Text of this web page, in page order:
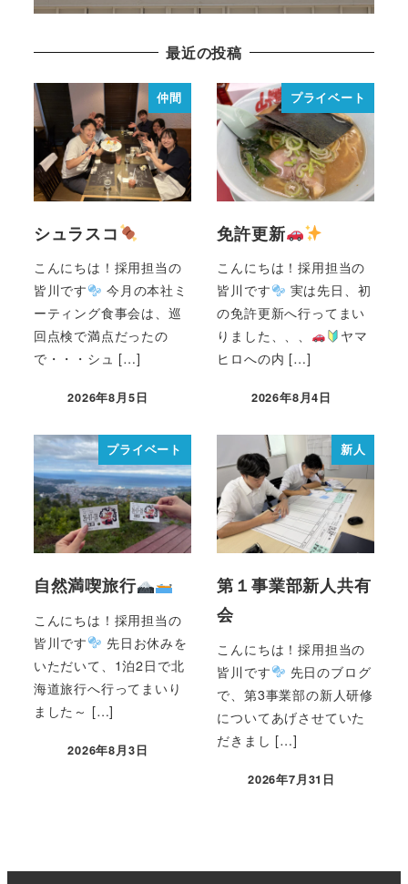
最近の投稿
仲間
シュラスコ
こんにちは！採用担当の
皆川です
今月の本社ミ
ーティング食事会は、巡
回点検で満点だったの
で・・・シュ […]
2026年8月5日
プライベート
免許更新
こんにちは！採用担当の
皆川です
実は先日、初
の免許更新へ行ってまい
りました、、、
ヤマ
ヒロへの内 […]
2026年8月4日
プライベート
自然満喫旅行
こんにちは！採用担当の
皆川です
先日お休みを
いただいて、1泊2日で北
海道旅行へ行ってまいり
ました～ […]
2026年8月3日
新人
第１事業部新人共有
会
こんにちは！採用担当の
皆川です
先日のブログ
で、第3事業部の新人研修
についてあげさせていた
だきまし […]
2026年7月31日